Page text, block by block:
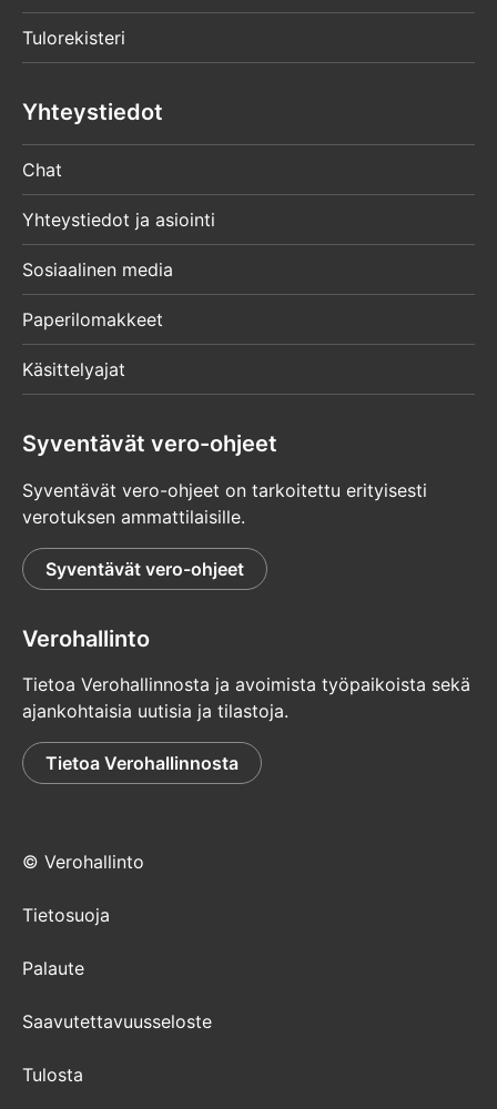
Tulorekisteri
Yhteystiedot
Chat
Yhteystiedot ja asiointi
Sosiaalinen media
Paperilomakkeet
Käsittelyajat
Syventävät vero-ohjeet
Syventävät vero-ohjeet on tarkoitettu erityisesti
verotuksen ammattilaisille.
Syventävät vero-ohjeet
Verohallinto
Tietoa Verohallinnosta ja avoimista työpaikoista sekä
ajankohtaisia uutisia ja tilastoja.
Tietoa Verohallinnosta
© Verohallinto
Tietosuoja
Palaute
Saavutettavuusseloste
Tulosta